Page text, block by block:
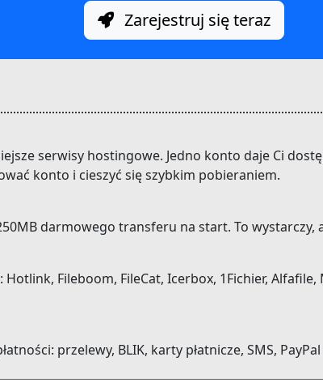
Zarejestruj się teraz
serwisy hostingowe. Jedno konto daje Ci
konto i cieszyć się szybkim pobieraniem.
darmowego transferu na start. To wystarczy,
Fileboom, FileCat, Icerbox, 1Fichier,
przelewy, BLIK, karty płatnicze, SMS,